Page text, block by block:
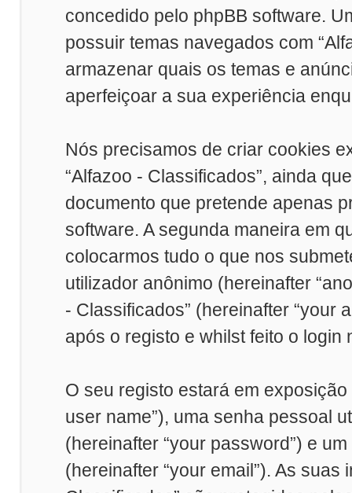
concedido pelo phpBB software.
possuir temas navegados com
armazenar quais os temas e
aperfeiçoar a sua experiência
Nós precisamos de criar cookies
“Alfazoo - Classificados”, ainda
documento que pretende apenas
software. A segunda maneira em
colocarmos tudo o que nos
utilizador anônimo (hereinafter
- Classificados” (hereinafter “your
após o registo e whilst feito o login
O seu registo estará em
user name”), uma senha pessoal
(hereinafter “your password”) e
(hereinafter “your email”). As